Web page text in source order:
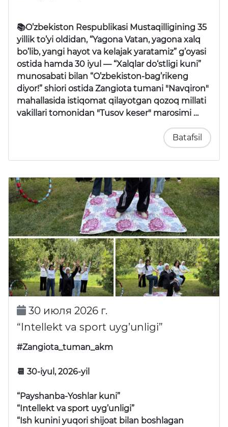
📚O’zbekiston Respublikasi Mustaqilligining 35
yillik to’yi oldidan, “Yagona Vatan, yagona xalq
bo’lib, yangi hayot va kelajak yaratamiz” g’oyasi
ostida hamda 30 iyul — “Xalqlar do‘stligi kuni”
munosabati bilan “O’zbekiston-bag’rikeng
diyor!” shiori ostida Zangiota tumani "Navqiron"
mahallasida istiqomat qilayotgan qozoq millati
vakillari tomonidan "Tusov keser" marosimi …
Batafsil
30 июля 2026 г.
“Intellekt va sport uyg’unligi”
#Zangiota_tuman_akm
📆 30-iyul, 2026-yil
“Payshanba-Yoshlar kuni”
“Intellekt va sport uyg’unligi”
“Ish kunini yuqori shijoat bilan boshlagan